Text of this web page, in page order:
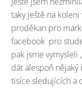
taky ještě na
proděkan pro
facebook pro
pak jsme vymysleli
dát alespoň nějaký
tisíce sledujících a